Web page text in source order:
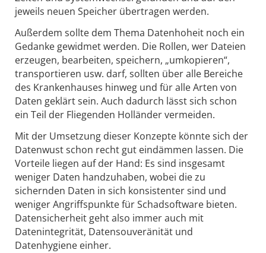
jeweils neuen Speicher übertragen werden.
Außerdem sollte dem Thema Datenhoheit noch ein
Gedanke gewidmet werden. Die Rollen, wer Dateien
erzeugen, bearbeiten, speichern, „umkopieren“,
transportieren usw. darf, sollten über alle Bereiche
des Krankenhauses hinweg und für alle Arten von
Daten geklärt sein. Auch dadurch lässt sich schon
ein Teil der Fliegenden Holländer vermeiden.
Mit der Umsetzung dieser Konzepte könnte sich der
Datenwust schon recht gut eindämmen lassen. Die
Vorteile liegen auf der Hand: Es sind insgesamt
weniger Daten handzuhaben, wobei die zu
sichernden Daten in sich konsistenter sind und
weniger Angriffspunkte für Schadsoftware bieten.
Datensicherheit geht also immer auch mit
Datenintegrität, Datensouveränität und
Datenhygiene einher.